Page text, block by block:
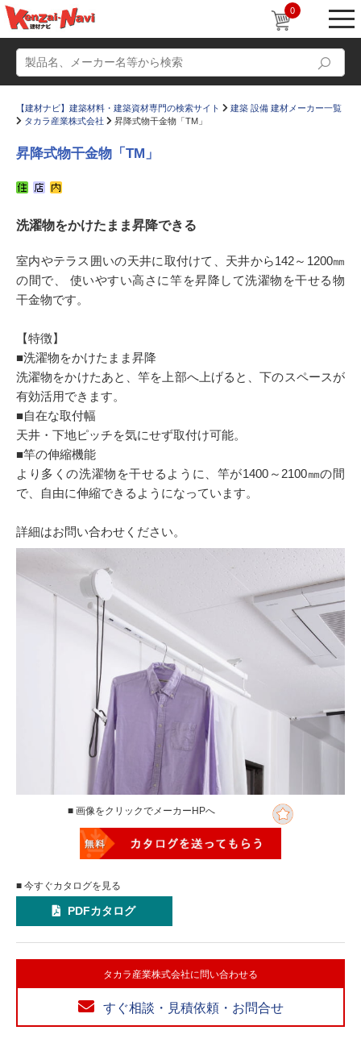
0
かたなび
すまいリング 設計士インタビュー
Q＆A 販売・施工代理店募集
【建材ナビ】建築材料・建築資材専門の検索サイト
建築 設備 建材メーカー一覧
タカラ産業株式会社
昇降式物干金物「TM」
昇降式物干金物「TM」
洗濯物をかけたまま昇降できる
室内やテラス囲いの天井に取付けて、天井から142～1200㎜
の間で、 使いやすい高さに竿を昇降して洗濯物を干せる物
干金物です。
【特徴】
■洗濯物をかけたまま昇降
洗濯物をかけたあと、竿を上部へ上げると、下のスペースが
有効活用できます。
■自在な取付幅
天井・下地ピッチを気にせず取付け可能。
■竿の伸縮機能
より多くの洗濯物を干せるように、竿が1400～2100㎜の間
で、自由に伸縮できるようになっています。
詳細はお問い合わせください。
■ 画像をクリックでメーカーHPへ
■ 今すぐカタログを見る
PDFカタログ
タカラ産業株式会社に問い合わせる
すぐ相談・見積依頼・お問合せ